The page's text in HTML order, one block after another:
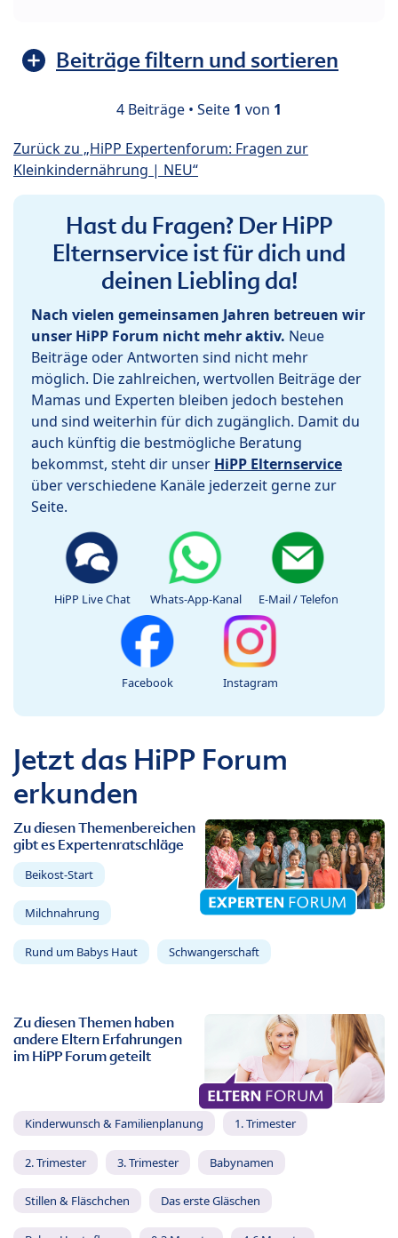
Beiträge filtern und sortieren
4 Beiträge • Seite 1 von 1
Zurück zu „HiPP Expertenforum: Fragen zur
Kleinkindernährung | NEU“
Hast du Fragen? Der HiPP
Elternservice ist für dich und
deinen Liebling da!
Nach vielen gemeinsamen Jahren betreuen wir
unser HiPP Forum nicht mehr aktiv. Neue
Beiträge oder Antworten sind nicht mehr
möglich. Die zahlreichen, wertvollen Beiträge der
Mamas und Experten bleiben jedoch bestehen
und sind weiterhin für dich zugänglich. Damit du
auch künftig die bestmögliche Beratung
bekommst, steht dir unser HiPP Elternservice
über verschiedene Kanäle jederzeit gerne zur
Seite.
HiPP Live Chat Whats-App-Kanal E-Mail / Telefon
Facebook Instagram
Jetzt das HiPP Forum
erkunden
Zu diesen Themenbereichen
gibt es Expertenratschläge
Beikost-Start
Milchnahrung
Rund um Babys Haut Schwangerschaft
Zu diesen Themen haben
andere Eltern Erfahrungen
im HiPP Forum geteilt
Kinderwunsch & Familienplanung 1. Trimester
2. Trimester 3. Trimester Babynamen
Stillen & Fläschchen Das erste Gläschen